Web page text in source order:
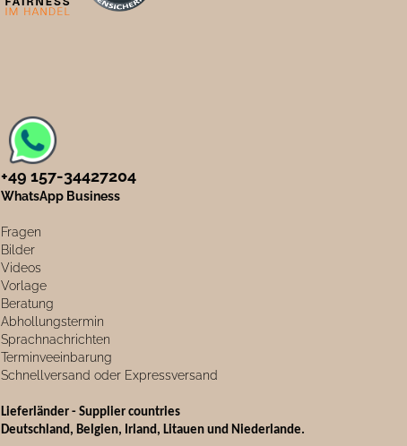
+49 157-34427204​
WhatsApp Business
Fragen
Bilder
Videos
Vorlage
Beratung
Abhollungstermin
Sprachnachrichten
Terminveeinbarung
Schnellversand oder Expressversand
Lieferländer - Supplier countries
Deutschland, Belgien, Irland, Litauen und Niederlande.